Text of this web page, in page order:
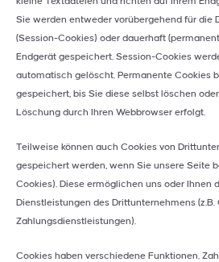
Sie werden entweder vorübergehend für die
(Session-Cookies) oder dauerhaft
Endgerät gespeichert. Session-Cookies
automatisch gelöscht. Permanente Cookies
gespeichert, bis Sie diese selbst löschen
Löschung durch Ihren Webbrowser erfolgt.
Teilweise können auch Cookies von
gespeichert werden, wenn Sie unsere Seite
Cookies). Diese ermöglichen uns oder Ihnen
Dienstleistungen des Drittunternehmens
Zahlungsdienstleistungen).
Cookies haben verschiedene Funktionen.